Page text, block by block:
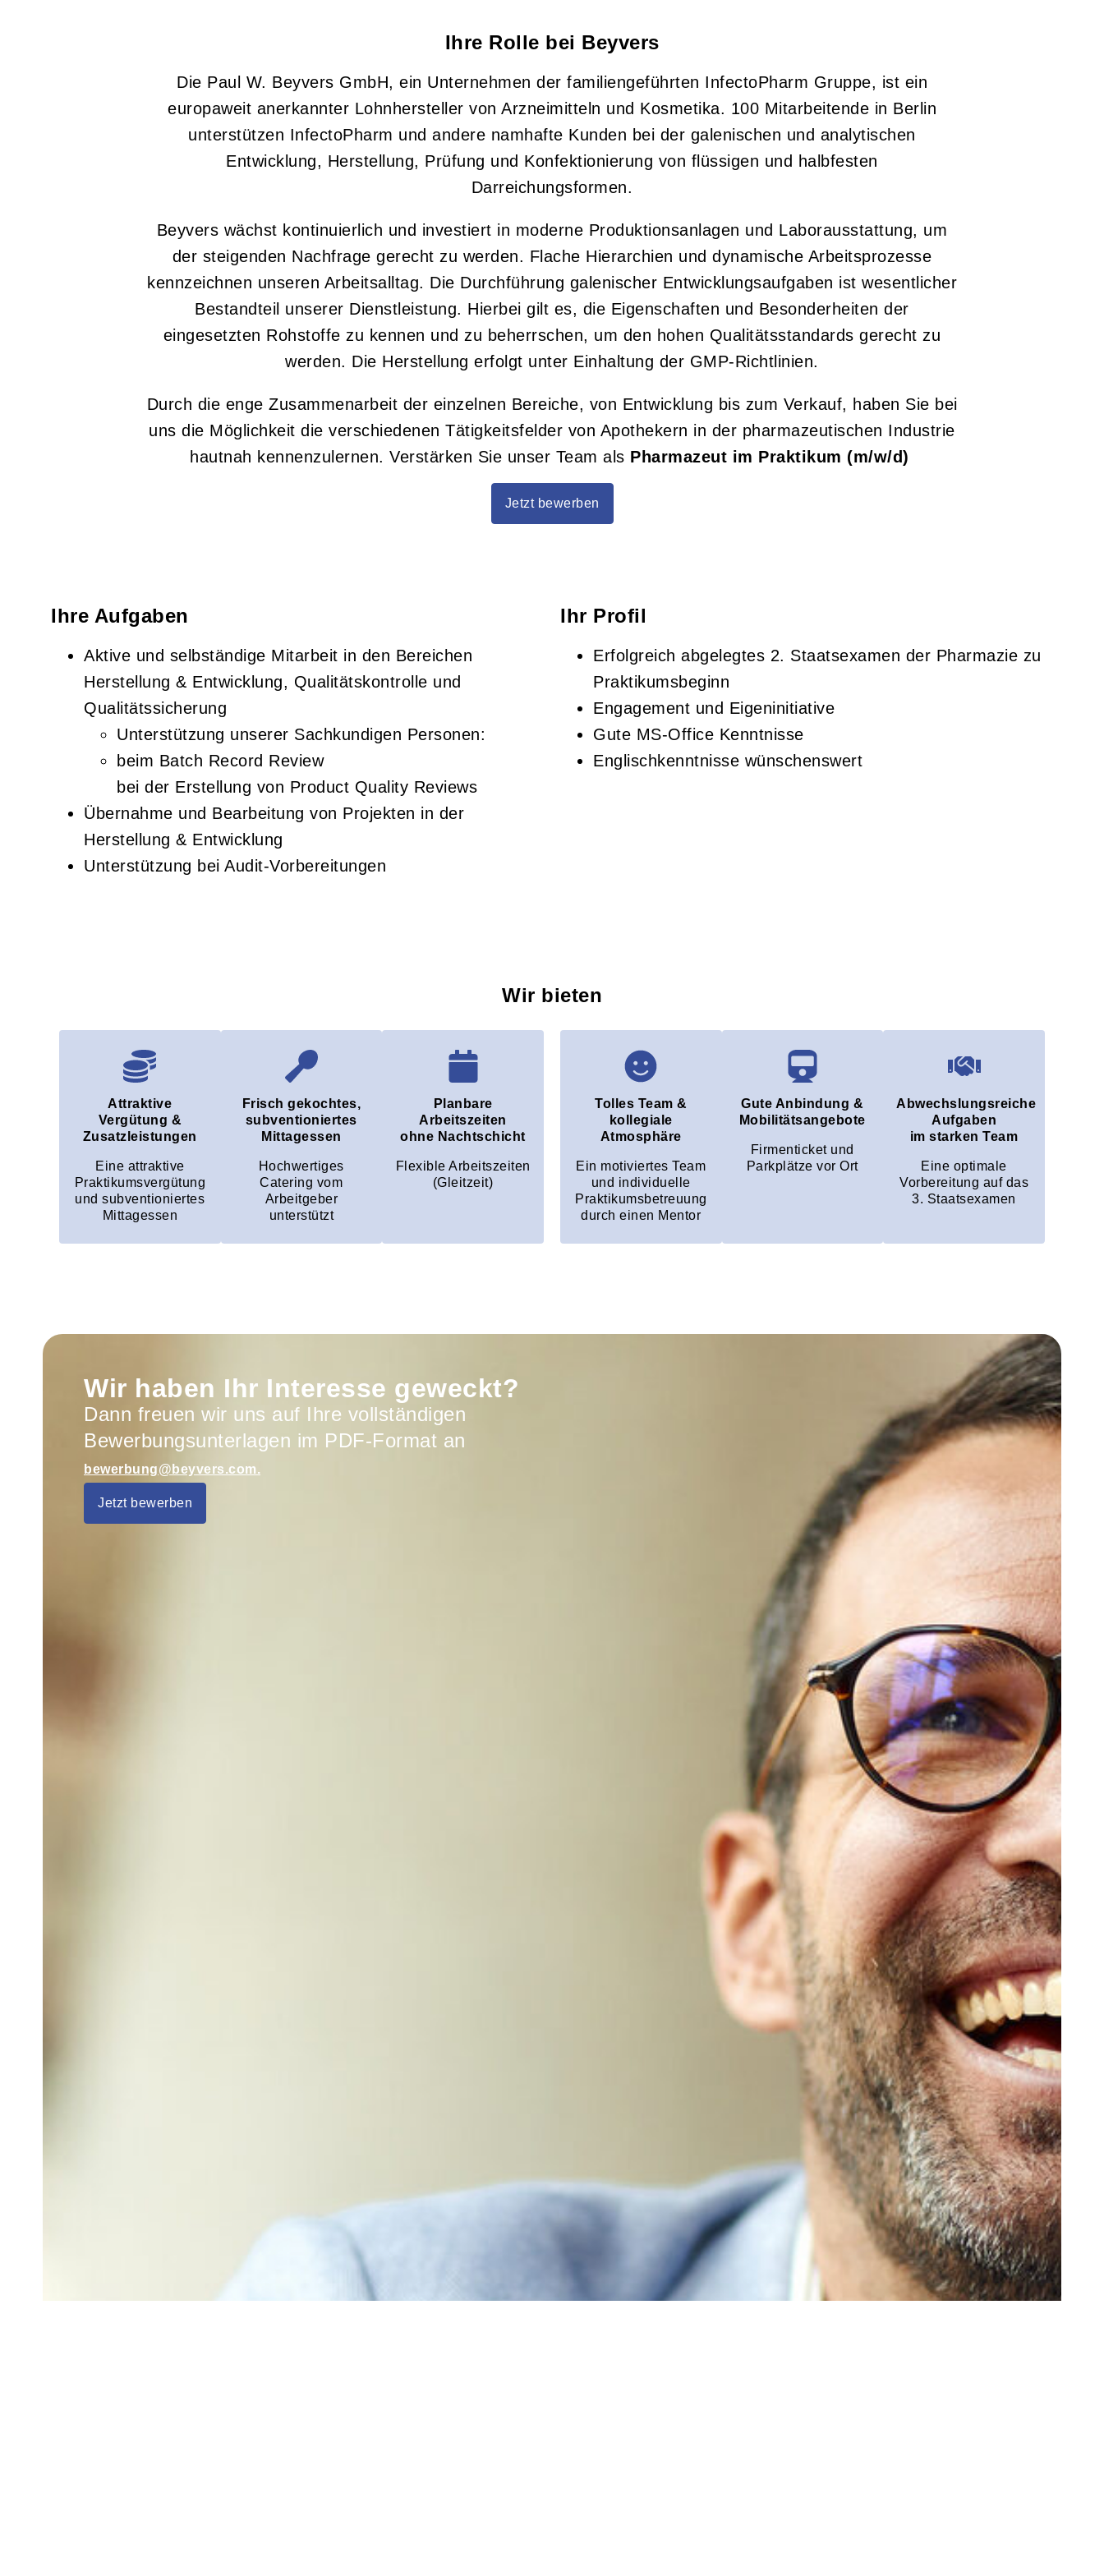
Ihre Rolle bei Beyvers
Die Paul W. Beyvers GmbH, ein Unternehmen der familiengeführten InfectoPharm Gruppe, ist ein
europaweit anerkannter Lohnhersteller von Arzneimitteln und Kosmetika. 100 Mitarbeitende in Berlin
unterstützen InfectoPharm und andere namhafte Kunden bei der galenischen und analytischen
Entwicklung, Herstellung, Prüfung und Konfektionierung von flüssigen und halbfesten
Darreichungsformen.
Beyvers wächst kontinuierlich und investiert in moderne Produktionsanlagen und Laborausstattung, um
der steigenden Nachfrage gerecht zu werden. Flache Hierarchien und dynamische Arbeitsprozesse
kennzeichnen unseren Arbeitsalltag. Die Durchführung galenischer Entwicklungsaufgaben ist wesentlicher
Bestandteil unserer Dienstleistung. Hierbei gilt es, die Eigenschaften und Besonderheiten der
eingesetzten Rohstoffe zu kennen und zu beherrschen, um den hohen Qualitätsstandards gerecht zu
werden. Die Herstellung erfolgt unter Einhaltung der GMP-Richtlinien.
Durch die enge Zusammenarbeit der einzelnen Bereiche, von Entwicklung bis zum Verkauf, haben Sie bei
uns die Möglichkeit die verschiedenen Tätigkeitsfelder von Apothekern in der pharmazeutischen Industrie
hautnah kennenzulernen. Verstärken Sie unser Team als Pharmazeut im Praktikum (m/w/d)
Jetzt bewerben
Ihre Aufgaben
Aktive und selbständige Mitarbeit in den Bereichen
Herstellung & Entwicklung, Qualitätskontrolle und
Qualitätssicherung
Unterstützung unserer Sachkundigen Personen:
beim Batch Record Review
bei der Erstellung von Product Quality Reviews
Übernahme und Bearbeitung von Projekten in der
Herstellung & Entwicklung
Unterstützung bei Audit-Vorbereitungen
Ihr Profil
Erfolgreich abgelegtes 2. Staatsexamen der Pharmazie zu
Praktikumsbeginn
Engagement und Eigeninitiative
Gute MS-Office Kenntnisse
Englischkenntnisse wünschenswert
Wir bieten
Attraktive
Vergütung &
Zusatzleistungen
Eine attraktive
Praktikumsvergütung
und subventioniertes
Mittagessen
Frisch gekochtes,
subventioniertes
Mittagessen
Hochwertiges
Catering vom
Arbeitgeber
unterstützt
Planbare
Arbeitszeiten
ohne Nachtschicht
Flexible Arbeitszeiten
(Gleitzeit)
Tolles Team &
kollegiale
Atmosphäre
Ein motiviertes Team
und individuelle
Praktikumsbetreuung
durch einen Mentor
Gute Anbindung &
Mobilitätsangebote
Firmenticket und
Parkplätze vor Ort
Abwechslungsreiche
Aufgaben
im starken Team
Eine optimale
Vorbereitung auf das
3. Staatsexamen
Wir haben Ihr Interesse geweckt?
Dann freuen wir uns auf Ihre vollständigen
Bewerbungsunterlagen im PDF-Format an
bewerbung@beyvers.com.
Jetzt bewerben